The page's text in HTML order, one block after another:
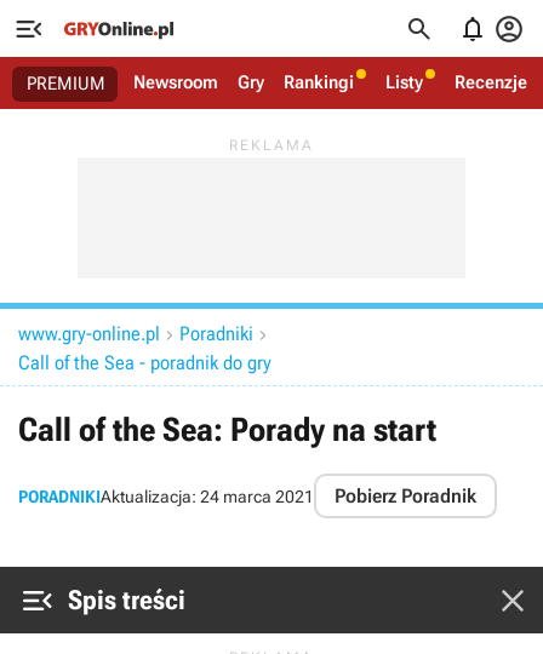
   
PREMIUM Newsroom Gry Rankingi Listy Recenzje
www.gry-online.pl  Poradniki 
Call of the Sea - poradnik do gry
Call of the Sea: Porady na start
PORADNIKIAktualizacja: 24 marca 2021 Pobierz Poradnik
 Spis treści 